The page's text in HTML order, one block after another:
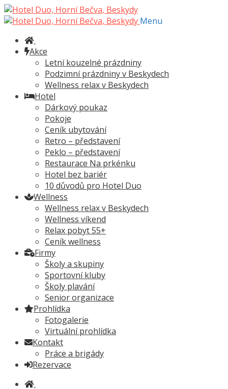
Přeskočit
na
Přejít
k
webu
Menu
Akce
Letní kouzelné prázdniny
Podzimní prázdniny v Beskydech
Wellness relax v Beskydech
Hotel
Dárkový poukaz
Pokoje
Ceník ubytování
Retro – představení
Peklo – představení
Restaurace Na prkénku
Hotel bez bariér
10 důvodů pro Hotel Duo
Wellness
Wellness relax v Beskydech
Wellness víkend
Relax pobyt 55+
Ceník wellness
Firmy
Školy a skupiny
Sportovní kluby
Školy plavání
Senior organizace
Prohlídka
Fotogalerie
Virtuální prohlídka
Kontakt
Práce a brigády
Rezervace